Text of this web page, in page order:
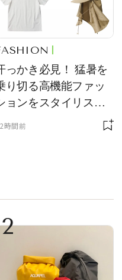
っかき必見！ 猛暑を
り切る高機能ファッ
ョンをスタイリスト
時間前
2